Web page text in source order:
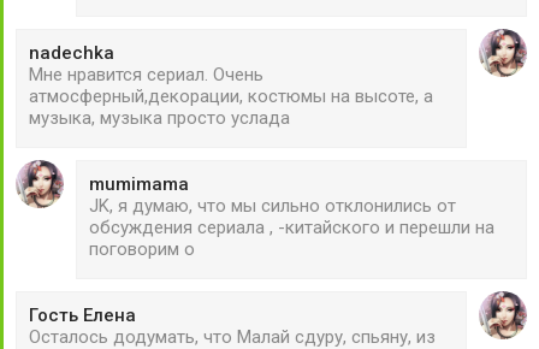
nadechka
Мне нравится сериал. Очень
атмосферный,декорации, костюмы на высоте, а
музыка, музыка просто услада
mumimama
JK, я думаю, что мы сильно отклонились от
обсуждения сериала , -китайского и перешли на
поговорим о
Гость Елена
Осталось додумать, что Малай сдуру, спьяну, из